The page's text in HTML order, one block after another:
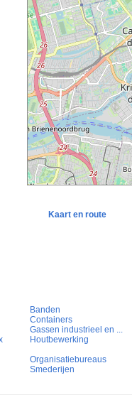
Kaart en route
Banden
Containers
Gassen industrieel en ...
Houtbewerking
Organisatiebureaus
Smederijen